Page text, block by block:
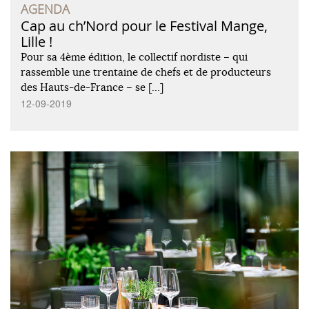
AGENDA
Cap au ch’Nord pour le Festival Mange,
Lille !
Pour sa 4ème édition, le collectif nordiste – qui
rassemble une trentaine de chefs et de producteurs
des Hauts-de-France – se […]
12-09-2019